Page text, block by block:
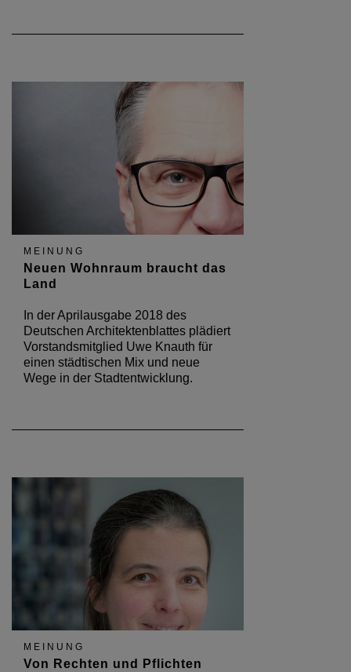
MEINUNG
Neuen Wohnraum braucht das
Land
In der Aprilausgabe 2018 des
Deutschen Architektenblattes plädiert
Vorstandsmitglied Uwe Knauth für
einen städtischen Mix und neue
Wege in der Stadtentwicklung.
MEINUNG
Von Rechten und Pflichten